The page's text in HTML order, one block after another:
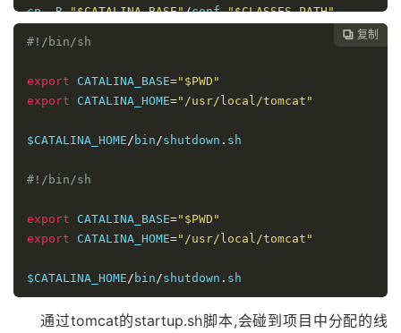
cp -R "$CATALINA_BASE"/conf "$CLASSES_PATH"
#shutdown时强制关闭该进程
$CATALINA_HOME
bin startup .
 复制
#!/bin/sh
export CATALINA_BASE="$PWD"
export CATALINA_HOME="/usr/local/tomcat"
$CATALINA_HOME/ bin/shutdown . sh
#!/bin/sh
export CATALINA_BASE="$PWD"
export CATALINA_HOME="/usr/local/tomcat"
$CATALINA_HOME/ bin/shutdown .
通过tomcat的startup.sh脚本,会碰到项目中分配的线